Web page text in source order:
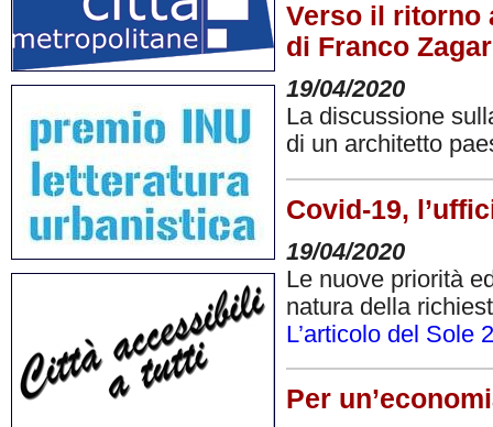
Verso il ritorno
di Franco
19/04/2020
La discussione
di un architetto
Covid-19,
19/04/2020
Le nuove priorità
natura della
L’articolo del Sole
Per